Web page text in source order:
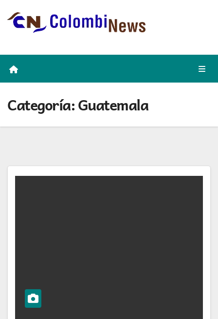
Categoría:Guatemala